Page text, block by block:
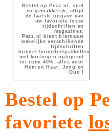
Bestel op Pezz.nl, snel
en gemakkelijk, altijd
de laatste uitgave van
uw favoriete losse
tijdschriften en
magazines.
Pezz.nl biedt hiernaast
wekelijks verschillende
tijdschriften
bundel-/voordeelpakketten
met kortingen oplopend
tot ruim 40%; alles voor
Hem en Haar, Jong en
Oud !
Bestel op
favoriete